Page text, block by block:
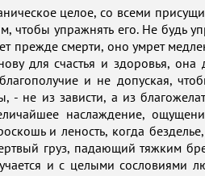
целое, со всеми
чтобы упражнять его. Не будь
прежде смерти, оно умрет
для счастья и здоровья,
и не допуская,
- не из зависти, а из
наслаждение,
и леность, когда
груз, падающий тяжким
и с целыми сословиями